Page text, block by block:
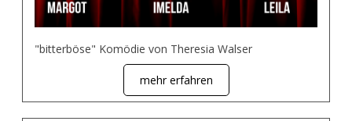
"bitterböse" Komödie von Theresia Walser
mehr erfahren